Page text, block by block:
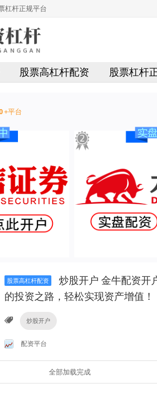
杠杆正规平台
股票高杠杆配资 股票杠杆
+平台
股票高杠杆配资
炒股开户 金牛配资开
的投资之路，轻松实现资产增值！
炒股开户
配资平台
全部加载完成